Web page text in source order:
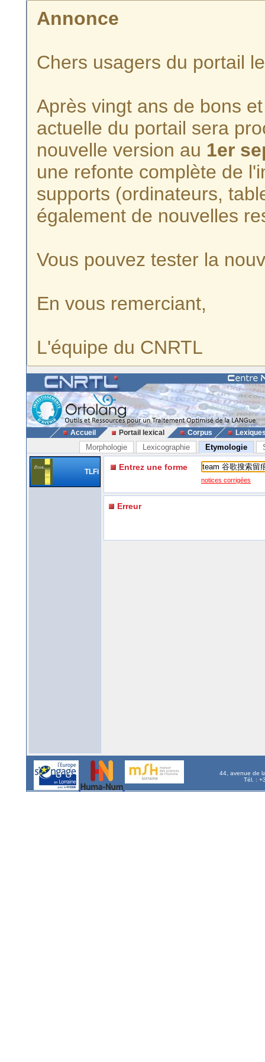
Annonce
Chers usagers du portail
Après vingt ans de bons
actuelle du portail sera
nouvelle version au 1er
une refonte complète de
supports (ordinateurs,
également de nouvelles
Vous pouvez tester la
En vous remerciant,
L'équipe du CNRTL
Accueil Portail lexical Corpus
Morphologie Lexicographie Etymologie
TLFi Entrez une forme
notices corrigées
Erreur
44, avenue de
Tél. :